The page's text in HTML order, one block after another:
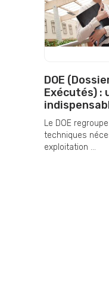
DOE
Exécutés) :
Le DOE
techniques
exploitation ...